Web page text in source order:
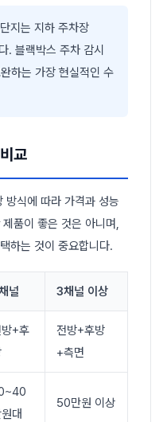
지는 지하 주차장
. 블랙박스 주차 감시
하는 가장 현실적인 수
교
방식에 따라 가격과 성능
품이 좋은 것은 아니며,
하는 것이 중요합니다.
널 3채널 이상
+후
전방+후방
+측면
대
50만원 이상